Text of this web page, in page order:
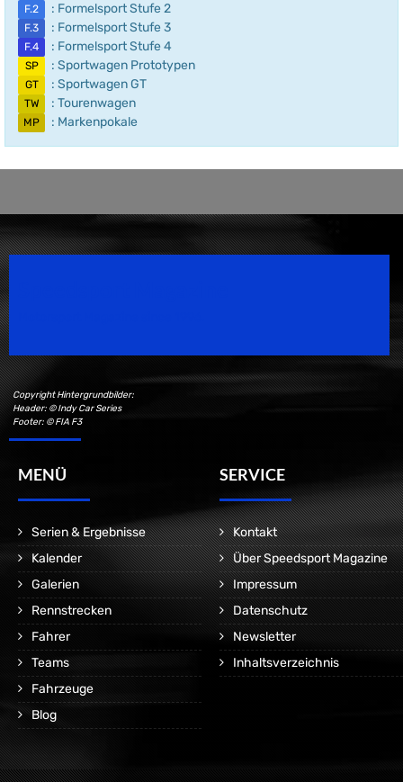
F.2 : Formelsport Stufe 2
F.3 : Formelsport Stufe 3
F.4 : Formelsport Stufe 4
SP : Sportwagen Prototypen
GT : Sportwagen GT
TW : Tourenwagen
MP : Markenpokale
Copyright Hintergrundbilder:
Header: © Indy Car Series
Footer: © FIA F3
MENÜ
Serien & Ergebnisse
Kalender
Galerien
Rennstrecken
Fahrer
Teams
Fahrzeuge
Blog
SERVICE
Kontakt
Über Speedsport Magazine
Impressum
Datenschutz
Newsletter
Inhaltsverzeichnis